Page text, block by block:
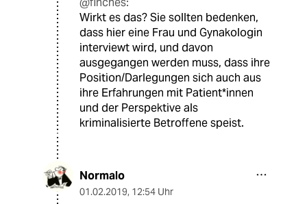
Wirkt es das? Sie sollten bedenken,
dass hier eine Frau und Gynakologin
interviewt wird, und davon
ausgegangen werden muss, dass ihre
Position/Darlegungen sich auch aus
ihre Erfahrungen mit Patient*innen
und der Perspektive als
kriminalisierte Betroffene speist.
Normalo
01.02.2019, 12:54 Uhr